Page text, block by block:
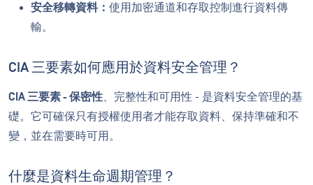
安全移轉資料： 使用加密通道和存取控制進行資料傳
輸。
CIA 三要素如何應用於資料安全管理？
CIA 三要素 - 保密性 、完整性和可用性 - 是資料安全管理的基
礎。它可確保只有授權使用者才能存取資料、保持準確和不
變，並在需要時可用。
什麼是資料生命週期管理？